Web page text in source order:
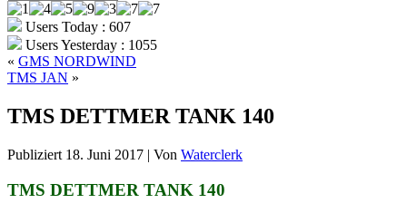
Users Today : 607
Users Yesterday : 1055
« GMS NORDWIND
TMS JAN »
TMS DETTMER TANK 140
Publiziert 18. Juni 2017 | Von Waterclerk
TMS DETTMER TANK 140